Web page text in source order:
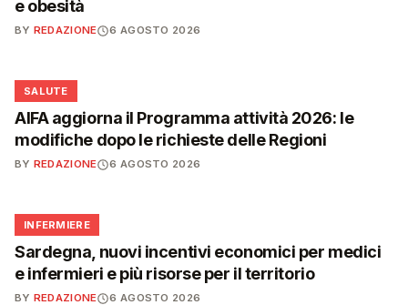
e obesità
BY REDAZIONE 6 AGOSTO 2026
❤️
SALUTE
AIFA aggiorna il Programma attività 2026: le
modifiche dopo le richieste delle Regioni
BY REDAZIONE 6 AGOSTO 2026
🩺
INFERMIERE
Sardegna, nuovi incentivi economici per medici
e infermieri e più risorse per il territorio
BY REDAZIONE 6 AGOSTO 2026